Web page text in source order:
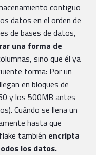
contiguo
datos en el orden de
de bases de datos,
una forma de
sino que él ya
forma: Por un
en bloques de
y los 500MB antes
Cuándo se llena un
hasta que
también encripta
los datos.